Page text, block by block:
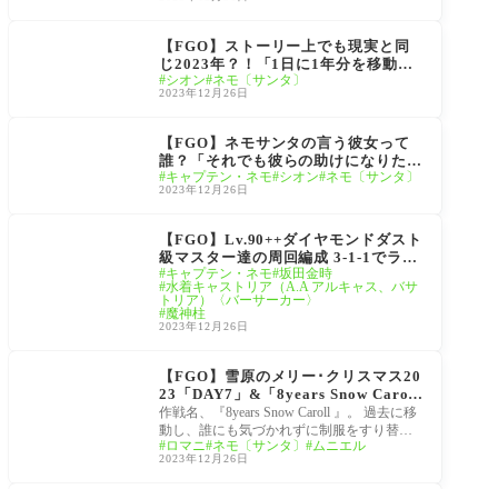
【FGO】ストーリー上でも現実と同
じ2023年？！「1日に1年分を移動
し、成功次第、ペーパームーンでその
座標にピンを打ち次回のスタート地点
て2015年まで遡り、」
シオン ネモ〔サンタ〕
2023年12月26日
【FGO】ネモサンタの言う彼女って
誰？「それでも彼らの助けになりたい
と彼女は思った。」雪原のメリー･ク
リスマス2023
キャプテン・ネモ シオン ネモ〔サンタ〕
2023年12月26日
【FGO】Lv.90++ダイヤモンドダスト
級マスター達の周回編成 3-1-1でラス
トはHP78万魔神柱！ドロップは卵・
スカラベ・エーテルの豪華仕様！クリ
スマス2023
キャプテン・ネモ 坂田金時
水着キャストリア（A.A アルキャス、バサ
トリア）〈バーサーカー〉
魔神柱
2023年12月26日
【FGO】雪原のメリー･クリスマス20
23「DAY7」&「8years Snow Carol
l」画像付きまとめ ネモの真意とロマ
ニとの邂逅、「ある世界とある世界の
生存競争の話」
作戦名、『8years Snow Caroll 』。 過去に移
動し、誰にも気づかれずに制服をすり替え
る それでも彼らの助けになりたいと彼女は
思った。
ロマニ ネモ〔サンタ〕 ムニエル
2023年12月26日